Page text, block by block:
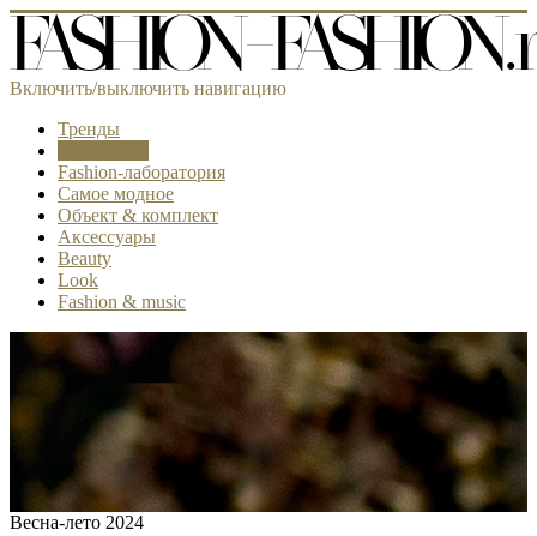
Включить/выключить навигацию
Тренды
Fashion-лаборатория
Самое модное
Объект & комплект
Аксессуары
Beauty
Look
Fashion & music
Весна-лето 2024